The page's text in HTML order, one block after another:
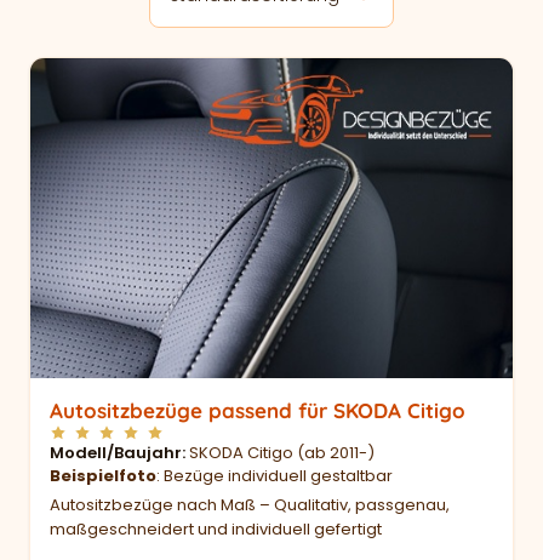
Autositzbezüge passend für SKODA Citigo
Modell/Baujahr SKODA Citigo (ab 2011-)
Beispielfoto: Bezüge individuell gestaltbar
Autositzbezüge nach Maß – Qualitativ, passgenau,
maßgeschneidert und individuell gefertigt